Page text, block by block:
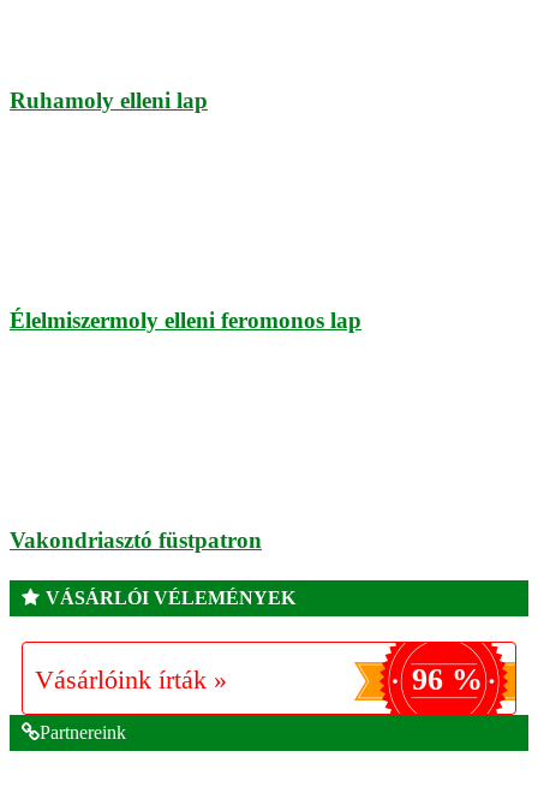
Ruhamoly elleni lap
Élelmiszermoly elleni feromonos lap
Vakondriasztó füstpatron
VÁSÁRLÓI VÉLEMÉNYEK
Vásárlóink írták » 96 %
Partnereink